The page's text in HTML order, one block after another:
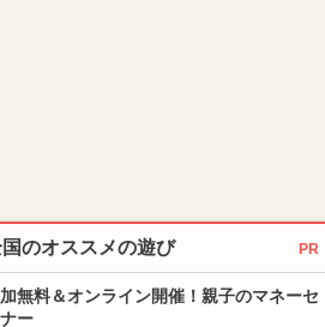
のオススメの遊び PR
無料＆オンライン開催！親子のマネーセ
ー